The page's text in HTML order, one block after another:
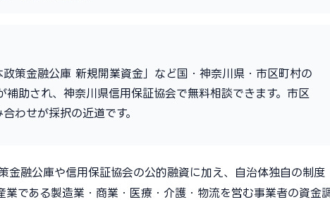
策金融公庫 新規開業資金」など国・神奈川県・市区町村の
助され、神奈川県信用保証協会で無料相談できます。市区
わせが採択の近道です。
融公庫や信用保証協会の公的融資に加え、自治体独自の制度
業である製造業・商業・医療・介護・物流を営む事業者の資金